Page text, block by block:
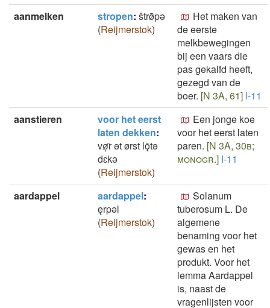
aanmelken
stropen: štrø̄pǝ
(Reijmerstok)
Het maken van
de eerste
melkbewegingen
bij een vaars die
pas gekalfd heeft,
gezegd van de
boer. [N 3A, 61] I-11
aanstieren
voor het eerst
laten dekken:
vø̜̄r ǝt ørst lǭtǝ
dɛkǝ
(Reijmerstok)
Een jonge koe
voor het eerst laten
paren. [N 3A, 30b;
monogr.] I-11
aardappel aardappel:
ęrpǝl
(Reijmerstok)
Solanum
tuberosum L. De
algemene
benaming voor het
gewas en het
produkt. Voor het
lemma Aardappel
is, naast de
vragenlijsten voor